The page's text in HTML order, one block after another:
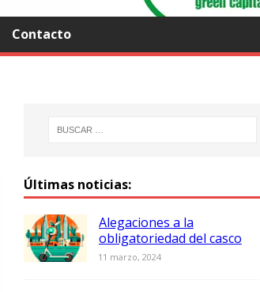
Contacto
Últimas noticias:
Alegaciones a la
obligatoriedad del casco
11 marzo, 2024
0